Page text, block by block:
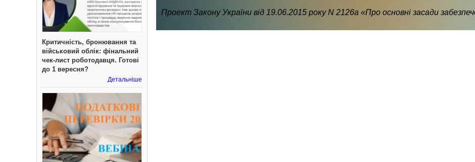
Проект Закону України від 19.06.2015 року N 2126а «Про основні засади
Критичність, бронювання та
військовий облік: фінальний
чек-лист роботодавця. Готові
до 1 вересня?
Детальніше